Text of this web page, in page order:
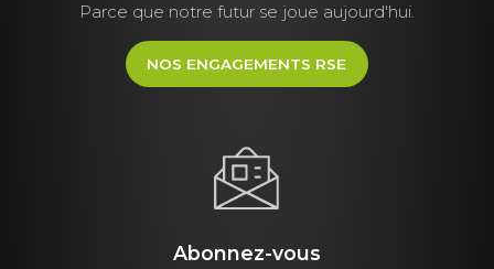
Parce que notre futur se joue aujourd'hui.
NOS ENGAGEMENTS RSE
Abonnez-vous